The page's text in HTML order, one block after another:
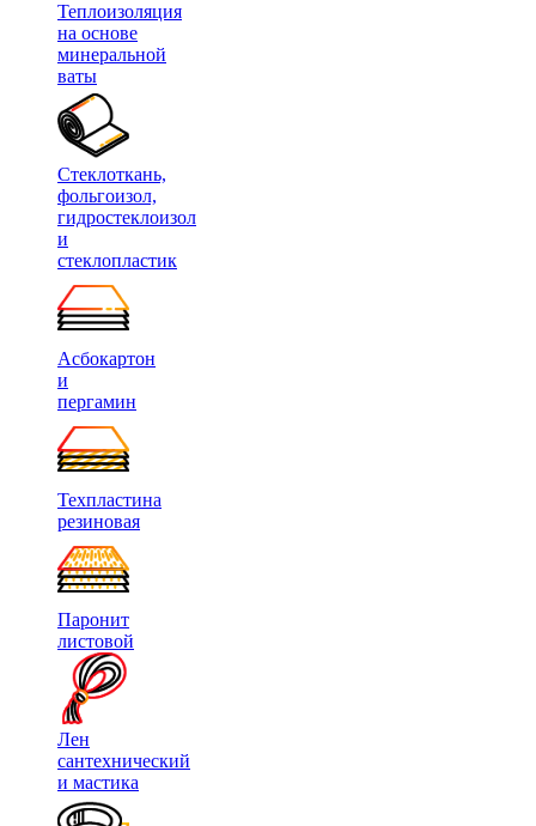
Теплоизоляция
на основе
минеральной
ваты
Стеклоткань,
фольгоизол,
гидростеклоизол
и
стеклопластик
Асбокартон
и
пергамин
Техпластина
резиновая
Паронит
листовой
Лен
сантехнический
и мастика